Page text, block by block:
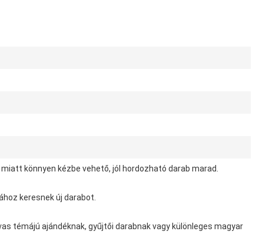
könnyen kézbe vehető, jól hordozható darab marad.
keresnek új darabot.
témájú ajándéknak, gyűjtői darabnak vagy különleges magyar